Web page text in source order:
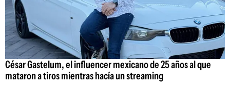
César Gastelum, el influencer mexicano de 25 años al que
mataron a tiros mientras hacía un streaming